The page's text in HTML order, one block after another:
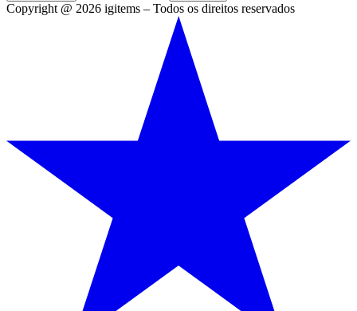
Copyright @ 2026 igitems – Todos os direitos reservados